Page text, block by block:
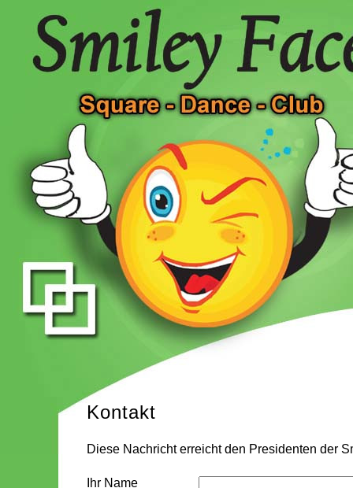
Kontakt
Diese Nachricht erreicht den Presidenten der
Ihr Name